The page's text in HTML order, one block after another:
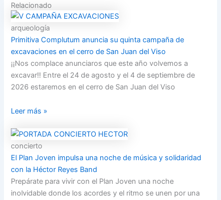
Relacionado
arqueología
Primitiva Complutum anuncia su quinta campaña de
excavaciones en el cerro de San Juan del Viso
¡¡Nos complace anunciaros que este año volvemos a
excavar!! Entre el 24 de agosto y el 4 de septiembre de
2026 estaremos en el cerro de San Juan del Viso
Leer más »
concierto
El Plan Joven impulsa una noche de música y solidaridad
con la Héctor Reyes Band
Prepárate para vivir con el Plan Joven una noche
inolvidable donde los acordes y el ritmo se unen por una